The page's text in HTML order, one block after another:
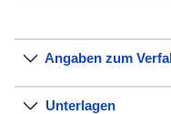
Angaben zum
Unterlagen